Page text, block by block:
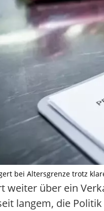
bei Altersgrenze trotz
weiter über ein
langem, die